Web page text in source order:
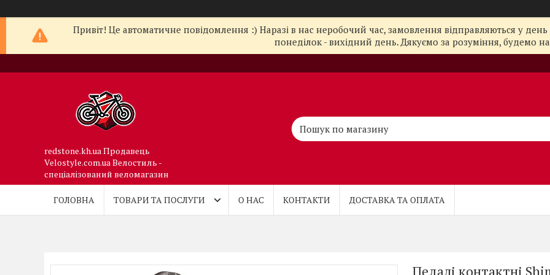
Привіт! Це автоматичне повідомлення :) Наразі в нас неробочий час, замовлення відправляються у
понеділок - вихідний день. Дякуємо за розуміння, будемо на
redstone.kh.ua Продавець
Velostyle.com.ua Велостиль -
спеціалізований веломагазин
ГОЛОВНА ТОВАРИ ТА ПОСЛУГИ О НАС КОНТАКТИ ДОСТАВКА ТА ОПЛАТА
Педалі контактні